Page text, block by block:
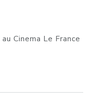
Cinema Le France